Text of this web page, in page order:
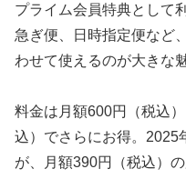
プライム会員特典として
急ぎ便、日時指定便など
わせて使えるのが大きな
料金は月額600円（税込
込）でさらにお得。2025
が、月額390円（税込）